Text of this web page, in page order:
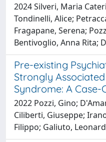
2024 Silveri, Maria
Tondinelli, Alice;
Fragapane, Serena;
Bentivoglio, Anna Rita;
Pre-existing
Strongly
Syndrome: A
2022 Pozzi, Gino;
Ciliberti, Giuseppe;
Filippo; Galiuto,